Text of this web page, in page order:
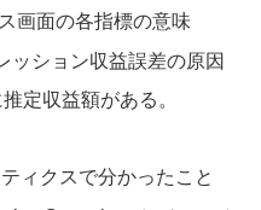
画面の各指標の意味
ッション収益誤差の原因
定収益額がある。
ィクスで分かったこと